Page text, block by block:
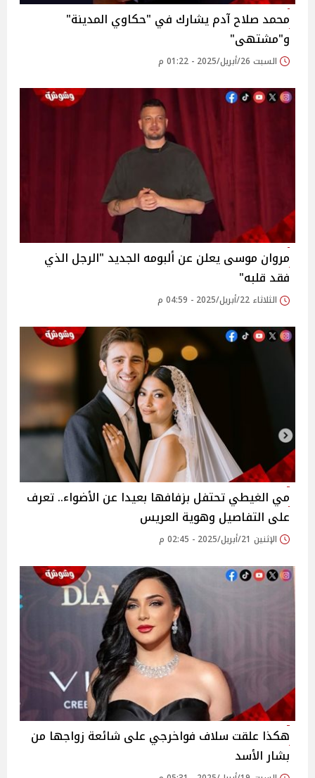
محمد صلاح آدم يشارك في "حكاوي المدينة"
و"مشتهى"
السبت 26/أبريل/2025 - 01:22 م
مروان موسى يعلن عن ألبومه الجديد "الرجل الذي
فقد قلبه"
الثلاثاء 22/أبريل/2025 - 04:59 م
مي الغيطي تحتفل بزفافها بعيدا عن الأضواء.. تعرف
على التفاصيل وهوية العريس
الإثنين 21/أبريل/2025 - 02:45 م
هكذا علقت سلاف فواخرجي على شائعة زواجها من
بشار الأسد